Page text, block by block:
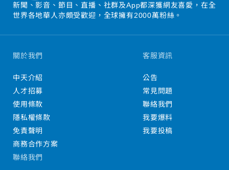
新聞、影音、節目、直播、社群及App都深獲網友喜愛，在全
世界各地華人亦頗受歡迎，全球擁有2000萬粉絲。
關於我們
中天介紹
人才招募
使用條款
隱私權條款
免責聲明
商務合作方案
客服資訊
公告
常見問題
聯絡我們
我要爆料
我要投稿
聯絡我們